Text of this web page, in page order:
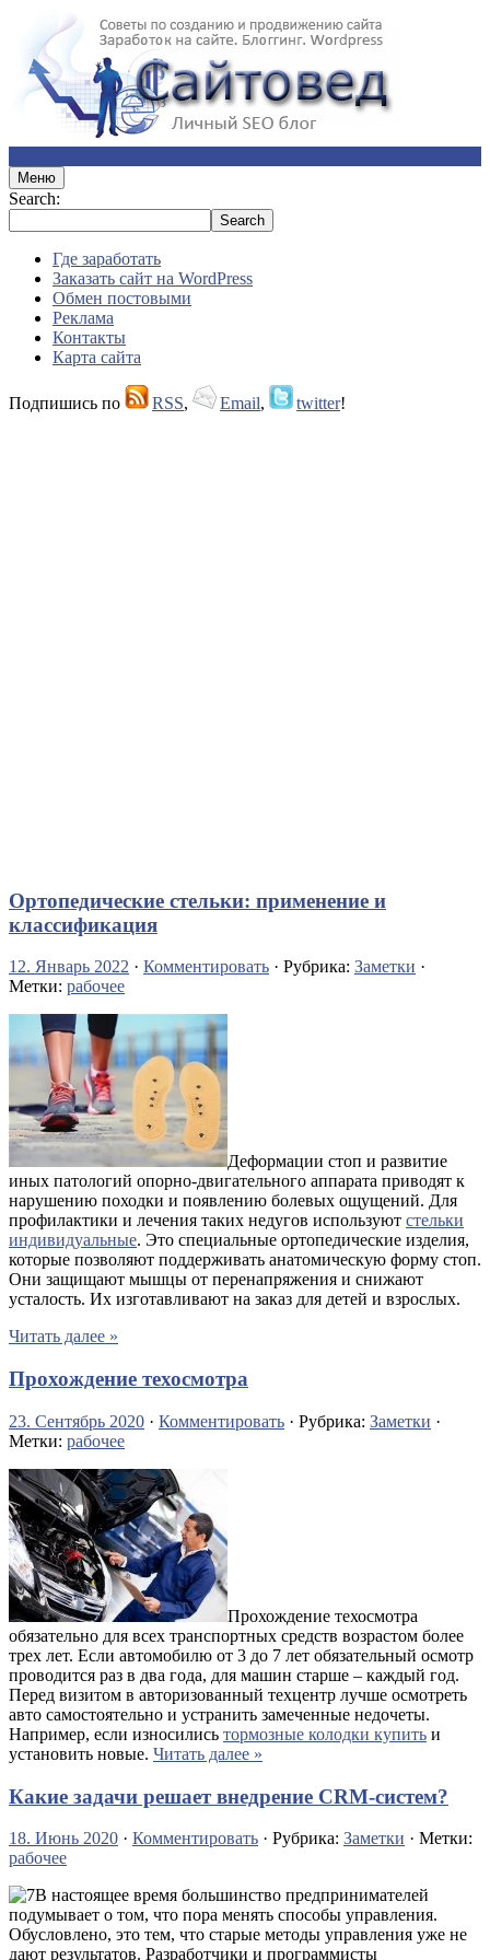
Меню
Search:
Где заработать
Заказать сайт на WordPress
Обмен постовыми
Реклама
Контакты
Карта сайта
Подпишись по RSS, Email, twitter!
Ортопедические стельки: применение и
классификация
12. Январь 2022 · Комментировать · Рубрика: Заметки ·
Метки: рабочее
Деформации стоп и развитие
иных патологий опорно-двигательного аппарата приводят к
нарушению походки и появлению болевых ощущений. Для
профилактики и лечения таких недугов используют стельки
индивидуальные. Это специальные ортопедические изделия,
которые позволяют поддерживать анатомическую форму стоп.
Они защищают мышцы от перенапряжения и снижают
усталость. Их изготавливают на заказ для детей и взрослых.
Читать далее »
Прохождение техосмотра
23. Сентябрь 2020 · Комментировать · Рубрика: Заметки ·
Метки: рабочее
Прохождение техосмотра
обязательно для всех транспортных средств возрастом более
трех лет. Если автомобилю от 3 до 7 лет обязательный осмотр
проводится раз в два года, для машин старше – каждый год.
Перед визитом в авторизованный техцентр лучше осмотреть
авто самостоятельно и устранить замеченные недочеты.
Например, если износились тормозные колодки купить и
установить новые. Читать далее »
Какие задачи решает внедрение CRM-систем?
18. Июнь 2020 · Комментировать · Рубрика: Заметки · Метки:
рабочее
В настоящее время большинство предпринимателей
подумывает о том, что пора менять способы управления.
Обусловлено, это тем, что старые методы управления уже не
дают результатов. Разработчики и программисты